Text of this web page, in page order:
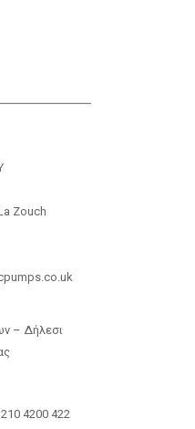
Zouch
– Δήλεσι
4200 422